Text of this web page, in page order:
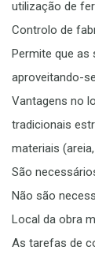
utilização de
Controlo de
Permite que as
aproveitando-
Vantagens no
tradicionais
materiais
São
Não são
Local da obra
As tarefas de